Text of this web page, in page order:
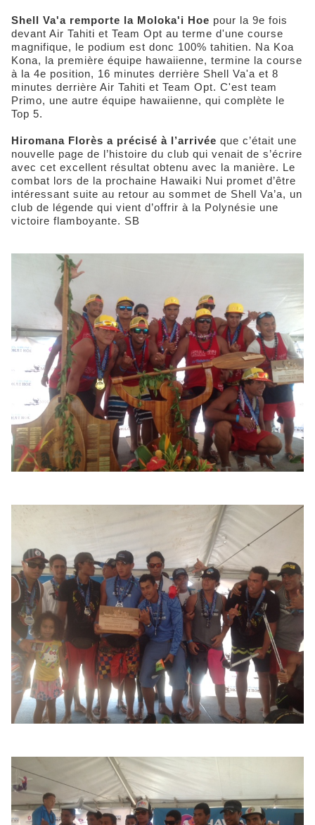
Shell Va'a remporte la Moloka'i Hoe pour la 9e fois
devant Air Tahiti et Team Opt au terme d'une course
magnifique, le podium est donc 100% tahitien. Na Koa
Kona, la première équipe hawaiienne, termine la course
à la 4e position, 16 minutes derrière Shell Va'a et 8
minutes derrière Air Tahiti et Team Opt. C'est team
Primo, une autre équipe hawaiienne, qui complète le
Top 5.
Hiromana Florès a précisé à l’arrivée que c’était une
nouvelle page de l’histoire du club qui venait de s’écrire
avec cet excellent résultat obtenu avec la manière. Le
combat lors de la prochaine Hawaiki Nui promet d’être
intéressant suite au retour au sommet de Shell Va’a, un
club de légende qui vient d’offrir à la Polynésie une
victoire flamboyante. SB